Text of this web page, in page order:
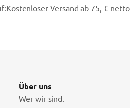
Kostenloser Versand ab 75,-€ netto
Über uns
Wer wir sind.